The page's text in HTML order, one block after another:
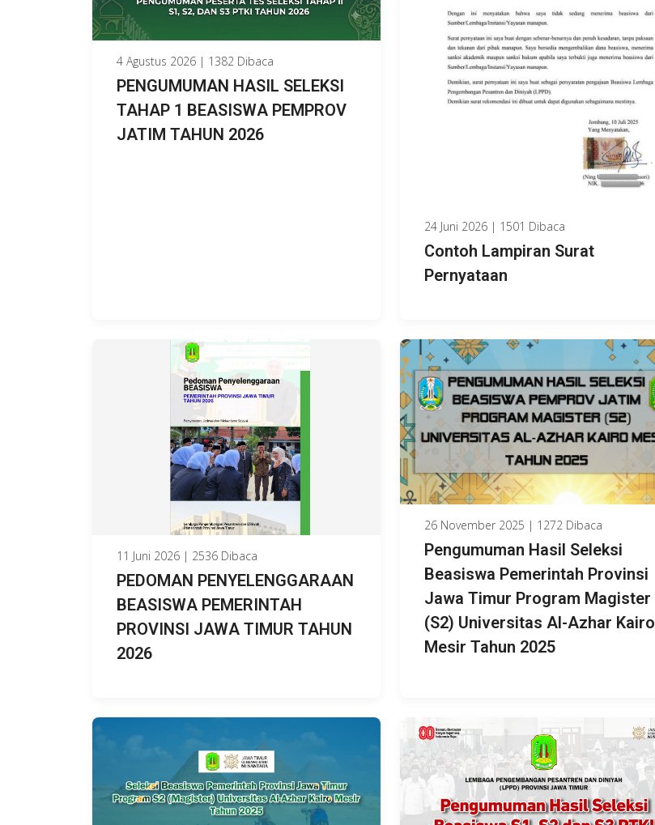
4 Agustus 2026 | 1382 Dibaca
PENGUMUMAN HASIL SELEKSI
TAHAP 1 BEASISWA PEMPROV
JATIM TAHUN 2026
24 Juni 2026 | 1501 Dibaca
Contoh Lampiran Surat
Pernyataan
11 Juni 2026 | 2536 Dibaca
PEDOMAN PENYELENGGARAAN
BEASISWA PEMERINTAH
PROVINSI JAWA TIMUR TAHUN
2026
26 November 2025 | 1272 Dibaca
Pengumuman Hasil Seleksi
Beasiswa Pemerintah Provinsi
Jawa Timur Program Magister
(S2) Universitas Al-Azhar Kairo
Mesir Tahun 2025